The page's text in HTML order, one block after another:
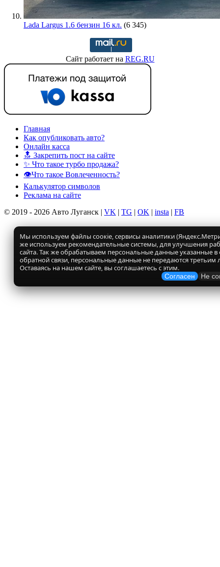
Lada Largus 1.6 бензин 16 кл. (6 345)
Сайт работает на REG.RU
Главная
Как опубликовать авто?
Онлайн касса
🔝 Закрепить пост на сайте
✨ Что такое турбо продажа?
👁️Что такое Вовлеченность?
Калькулятор символов
Реклама на сайте
© 2019 - 2026 Авто Луганск | VK | TG | OK | insta | FB
Мы используем файлы соокіе, сервисы аналитики
же используем рекомендательные системы, для улучшения
сайта. Так же обрабатываем персональные данные указанные
обратной связи, персональные данные не передаются третьим
Оставаясь на нашем сайте, вы соглашаетесь с этим.
Согласен Не